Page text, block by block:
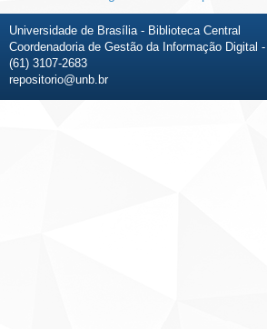
Universidade de Brasília - Biblioteca Central
Coordenadoria de Gestão da Informação Digital
(61) 3107-2683
repositorio@unb.br